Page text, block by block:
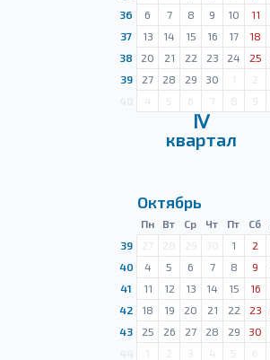
36
6 7 8 9 10 11
37
13 14 15 16 17 18
38
20 21 22 23 24 25
39
27 28 29 30 1 2
4 5 6 7 8 9
Ⅳ
квартал
Октябрь
Пн Вт Ср Чт Пт Сб
39
27 28 29 30 1 2
40
4 5 6 7 8 9
41
11 12 13 14 15 16
42
18 19 20 21 22 23
43
25 26 27 28 29 30
1 2 3 4 5 6